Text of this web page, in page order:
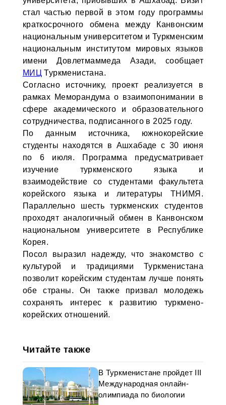
стал частью первой в этом году программы
краткосрочного обмена между Канвонским
национальным университетом и Туркменским
национальным институтом мировых языков
имени Довлетмаммеда Азади, сообщает
МИЦ Туркменистана.
Согласно источнику, проект реализуется в
рамках Меморандума о взаимопонимании в
сфере академического и образовательного
сотрудничества, подписанного в 2025 году.
По данным источника, южнокорейские
студенты находятся в Ашхабаде с 30 июня
по 6 июля. Программа предусматривает
изучение туркменского языка и
взаимодействие со студентами факультета
корейского языка и литературы ТНИМЯ.
Параллельно шесть туркменских студентов
проходят аналогичный обмен в Канвонском
национальном университете в Республике
Корея.
Посол выразил надежду, что знакомство с
культурой и традициями Туркменистана
позволит корейским студентам лучше понять
обе страны. Он также призвал молодежь
сохранять интерес к развитию туркмено-
корейских отношений.
Читайте также
В Туркменистане пройдет III
Международная онлайн-
олимпиада по биологии